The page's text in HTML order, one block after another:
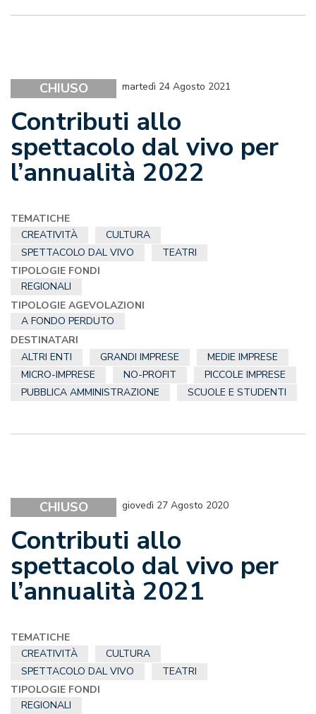
CHIUSO martedì 24 Agosto 2021
Contributi allo
spettacolo dal vivo per
l’annualità 2022
TEMATICHE
CREATIVITÀ
CULTURA
SPETTACOLO DAL VIVO
TEATRI
TIPOLOGIE FONDI
REGIONALI
TIPOLOGIE AGEVOLAZIONI
A FONDO PERDUTO
DESTINATARI
ALTRI ENTI
GRANDI IMPRESE
MEDIE IMPRESE
MICRO-IMPRESE
NO-PROFIT
PICCOLE IMPRESE
PUBBLICA AMMINISTRAZIONE
SCUOLE E STUDENTI
CHIUSO giovedì 27 Agosto 2020
Contributi allo
spettacolo dal vivo per
l’annualità 2021
TEMATICHE
CREATIVITÀ
CULTURA
SPETTACOLO DAL VIVO
TEATRI
TIPOLOGIE FONDI
REGIONALI